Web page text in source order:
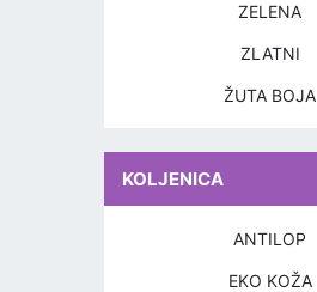
ZELENA
ZLATNI
ŽUTA BOJA
KOLJENICA
ANTILOP
EKO KOŽA